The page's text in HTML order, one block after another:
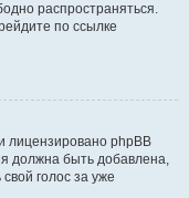
распространяться.
по ссылке
лицензировано phpBB
должна быть добавлена,
голос за уже